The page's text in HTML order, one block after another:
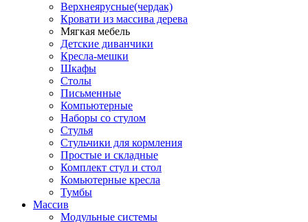
Верхнеярусные(чердак)
Кровати из массива дерева
Мягкая мебель
Детские диванчики
Кресла-мешки
Шкафы
Столы
Письменные
Компьютерные
Наборы со стулом
Стулья
Стульчики для кормления
Простые и складные
Комплект стул и стол
Комьютерные кресла
Тумбы
Массив
Модульные системы